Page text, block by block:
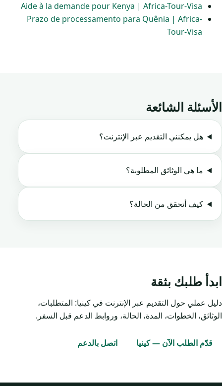
Aide à la demande pour Kenya | Africa-Tour-Visa
Prazo de processamento para Quênia | Africa-
Tour-Visa
الأسئلة الشائعة
هل يمكنني التقديم عبر الإنترنت؟
ما هي الوثائق المطلوبة؟
كيف أتحقق من الحالة؟
ابدأ طلبك بثقة
دليل عملي حول التقديم عبر الإنترنت في كينيا: المتطلبات،
الوثائق، الخطوات، المدة، الحالة، وروابط الدعم قبل السفر.
قدّم الطلب الآن — كينيا اتصل بالدعم